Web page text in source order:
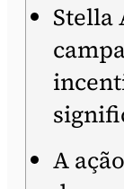
Stella
A